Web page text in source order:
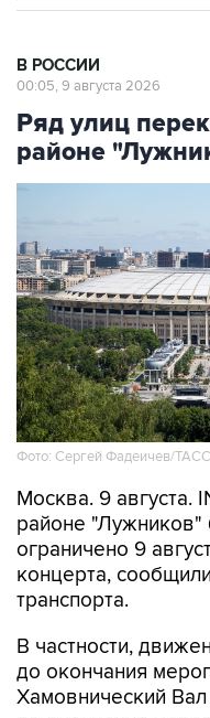
В РОССИИ
00:05, 9 августа 2026
Ряд улиц
районе
Фото: Сергей Фадеичев/ТАСС
Москва. 9 августа.
районе "Лужников"
ограничено 9
концерта,
транспорта.
В частности,
до окончания
Хамовнический